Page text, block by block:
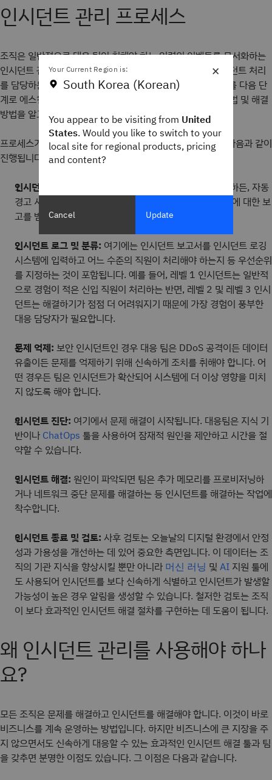
인시던트 관리 프로세스
조직은 일반적으로 대응 팀이 취해야 하는 일련의 이벤트를 문서화하는
인시던트 관리 프로세스를 만듭니다. 모든 이해관계자는 인시던트 처리
를 담당하는 직원, 문제를 해결하는 데 걸리는 시간, 인시던트를 다음 단
계로 에스컬레이션해야 하는 시기, 인시던트를 문서화하는 방법 및 해결
방법을 알고 있어야 합니다.
프로세스가 정의되면 인시던트 관리 워크플로는 일반적으로 다음과 같이
진행됩니다.
인시던트 식별:
최종 사용자가 헬프 데스크에 티켓을 제출하든, 자동
경고 시스템이 문제를 알리든, 대응 팀은 시스템 내의 문제에 대한 보
고를 받을 수 있는 방법이 필요합니다.
인시던트 로그 및 분류: 여기에는 인시던트 보고서를 인시던트 로깅
시스템에 입력하고 어느 수준의 직원이 처리해야 하는지 등 우선순위
를 지정하는 것이 포함됩니다. 예를 들어, 레벨 1 인시던트는 일반적
으로 경험이 적은 신입 직원이 처리하는 반면, 레벨 2 및 레벨 3 인시
던트는 해결하기가 점점 더 어려워지기 때문에 가장 경험이 풍부한
대응 담당자가 필요합니다.
문제 억제: 보안 인시던트인 경우 대응 팀은 DDoS 공격이든 데이터
유출이든 문제를 억제하기 위해 신속하게 조치를 취해야 합니다. 어
떤 경우든 팀은 인시던트가 확산되어 시스템에 더 이상 영향을 미치
지 않도록 해야 합니다.
인시던트 진단: 여기에서 문제 해결이 시작됩니다. 대응팀은 지식 기
반이나 ChatOps 툴을 사용하여 잠재적 원인을 제안하고 시간을 절
약할 수 있습니다.
인시던트 해결: 원인이 파악되면 팀은 추가 메모리를 프로비저닝하
거나 네트워크 중단 문제를 해결하는 등 인시던트를 해결하는 작업에
착수합니다.
인시던트 종료 및 검토: 사후 검토는 오늘날의 디지털 환경에서 안정
성과 가용성을 개선하는 데 있어 중요한 측면입니다. 이 데이터는 조
직의 기관 지식을 향상시킬 뿐만 아니라 머신 러닝 및 AI 지원 툴에
도 사용되어 인시던트를 보다 신속하게 식별하고 인시던트가 발생할
가능성이 높은 경우 알림을 생성할 수 있습니다. 철저한 검토는 조직
이 보다 효과적인 인시던트 해결 절차를 구현하는 데 도움이 됩니다.
왜 인시던트 관리를 사용해야 하나
요?
모든 조직은 문제를 해결하고 인시던트를 해결해야 합니다. 이것이 바로
비즈니스를 계속 운영하는 방법입니다. 하지만 비즈니스에 큰 지장을 주
지 않으면서도 신속하게 대응할 수 있는 효과적인 인시던트 해결 툴과 팀
을 갖추면 분명한 이점도 있습니다. 그 이점은 다음과 같습니다.
×
Your Current Region is:
South Korea (Korean)
You appear to be visiting from United
States. Would you like to switch to your
local site for regional products, pricing
and content?
Cancel Update